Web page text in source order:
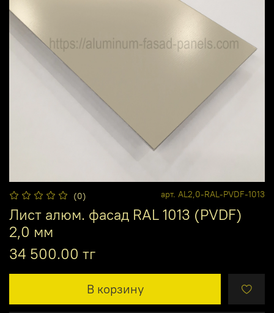
(0) арт. AL2,0-RAL-PVDF-1013
Лист алюм. фасад RAL 1013 (PVDF)
2,0 мм
34 500.00 тг
В корзину